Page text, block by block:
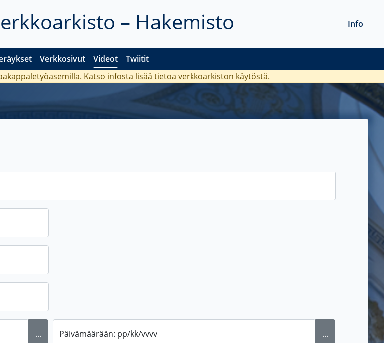
– Hakemisto
Verkkosivut Videot Twiitit
Info
Katso infosta lisää tietoa verkkoarkiston käytöstä.
... Päivämäärään: pp/kk/vvvv ...